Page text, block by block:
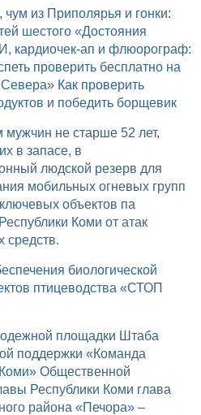
шестого «Достояния
кардиочек-ап и флюорограф:
проверить бесплатно на
Как проверить
и победить борщевик
в запасе, в
людской резерв для
мобильных огневых групп
объектов па
Коми от атак
средств.
птицеводства «СТОП
поддержки «Команда
Общественной
Республики Коми глава
района «Печора» –